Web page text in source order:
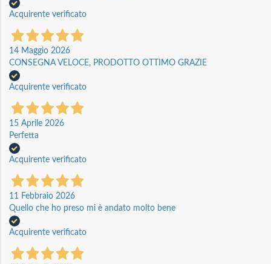
Acquirente verificato
14 Maggio 2026
CONSEGNA VELOCE, PRODOTTO OTTIMO GRAZIE
Acquirente verificato
15 Aprile 2026
Perfetta
Acquirente verificato
11 Febbraio 2026
Quello che ho preso mi è andato molto bene
Acquirente verificato